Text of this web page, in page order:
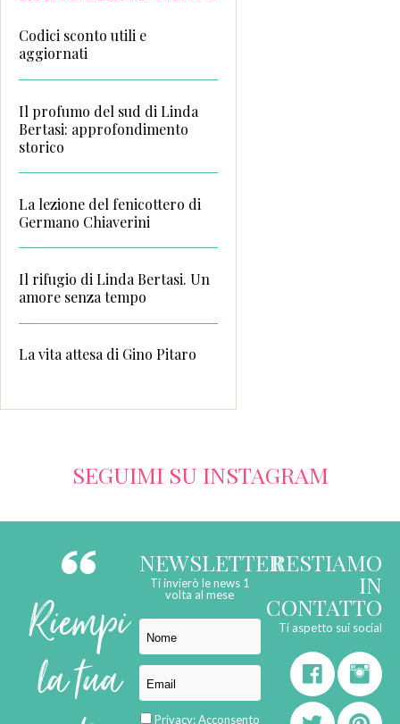
Codici sconto utili e
aggiornati
Il profumo del sud di Linda
Bertasi: approfondimento
storico
La lezione del fenicottero di
Germano Chiaverini
Il rifugio di Linda Bertasi. Un
amore senza tempo
La vita attesa di Gino Pitaro
SEGUIMI SU INSTAGRAM
Riempi
la tua
NEWSLETTER
Ti invierò le news 1
volta al mese
Privacy:Acconsento
RESTIAMO
IN
CONTATTO
Ti aspetto sui social